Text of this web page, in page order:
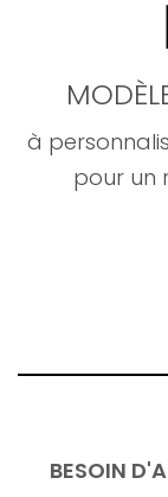
à
pour un
BESOIN